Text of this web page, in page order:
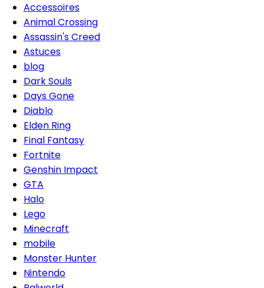
Accessoires
Animal Crossing
Assassin's Creed
Astuces
blog
Dark Souls
Days Gone
Diablo
Elden Ring
Final Fantasy
Fortnite
Genshin Impact
GTA
Halo
Lego
Minecraft
mobile
Monster Hunter
Nintendo